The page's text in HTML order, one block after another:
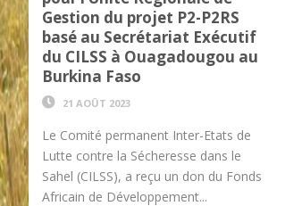
Gestion du projet P2-P2RS
basé au Secrétariat Exécutif
du CILSS à Ouagadougou au
Burkina Faso
21 AOÛT 2023
Le Comité permanent Inter-Etats de
Lutte contre la Sécheresse dans le
Sahel (CILSS), a reçu un don du Fonds
Africain de Développement...